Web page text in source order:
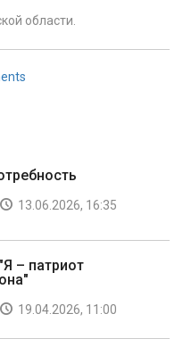
области.
13.06.2026, 16:35
– патриот
19.04.2026, 11:00